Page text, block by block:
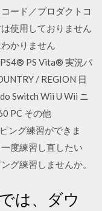
ード／プロダクトコ
使用しておりません
かりません
PS Vita® 実況パ
/ REGION 日
Switch Wii U Wii ニ
PC その他
ング練習ができま
度練習し直したい
グ練習しませんか。
は、ダウ